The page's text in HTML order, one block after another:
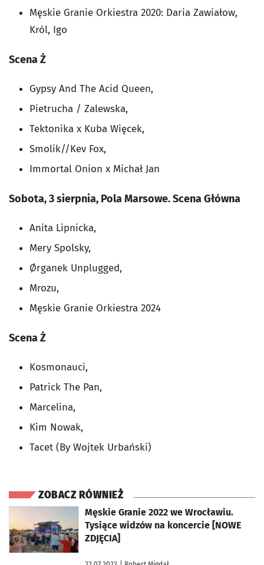
Męskie Granie Orkiestra 2020: Daria Zawiałow,
Król, Igo
Scena Ż
Gypsy And The Acid Queen,
Pietrucha / Zalewska,
Tektonika x Kuba Więcek,
Smolik//Kev Fox,
Immortal Onion x Michał Jan
Sobota, 3 sierpnia, Pola Marsowe. Scena Główna
Anita Lipnicka,
Mery Spolsky,
Ørganek Unplugged,
Mrozu,
Męskie Granie Orkiestra 2024
Scena Ż
Kosmonauci,
Patrick The Pan,
Marcelina,
Kim Nowak,
Tacet (By Wojtek Urbański)
ZOBACZ RÓWNIEŻ
Męskie Granie 2022 we Wrocławiu.
Tysiące widzów na koncercie [NOWE
ZDJĘCIA]
otworzy się w nowej karcie